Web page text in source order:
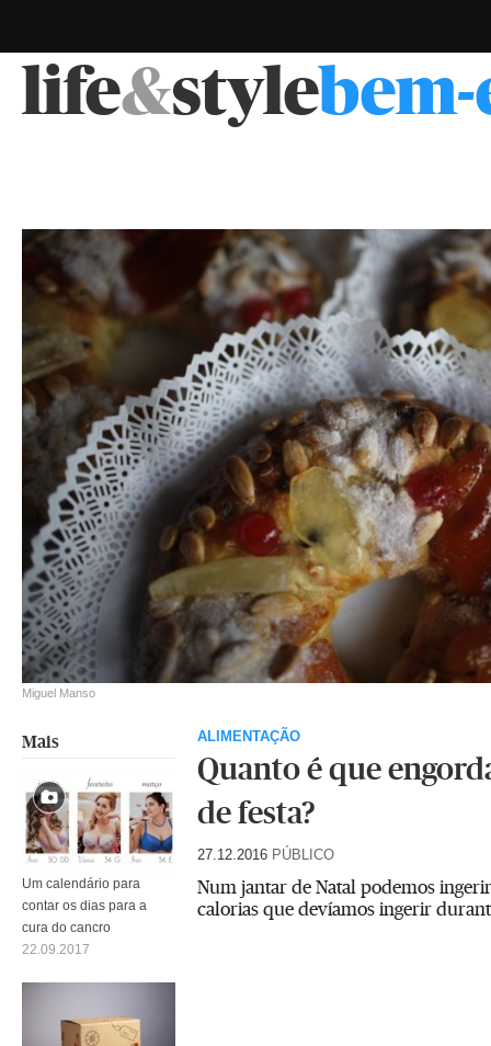
life&style
Miguel Manso
ALIMENTAÇÃO
Quanto é que
de festa?
27.12.2016 PÚBLICO
Num jantar de Natal podemos
calorias que devíamos ingerir
Mais
Um calendário para
contar os dias para a
cura do cancro
22.09.2017